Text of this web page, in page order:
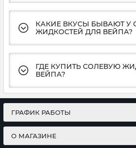
КАКИЕ ВКУСЫ БЫВАЮТ У
ЖИДКОСТЕЙ ДЛЯ ВЕЙПА?
ГДЕ КУПИТЬ СОЛЕВУЮ
ВЕЙПА?
ГРАФИК РАБОТЫ
О МАГАЗИНЕ